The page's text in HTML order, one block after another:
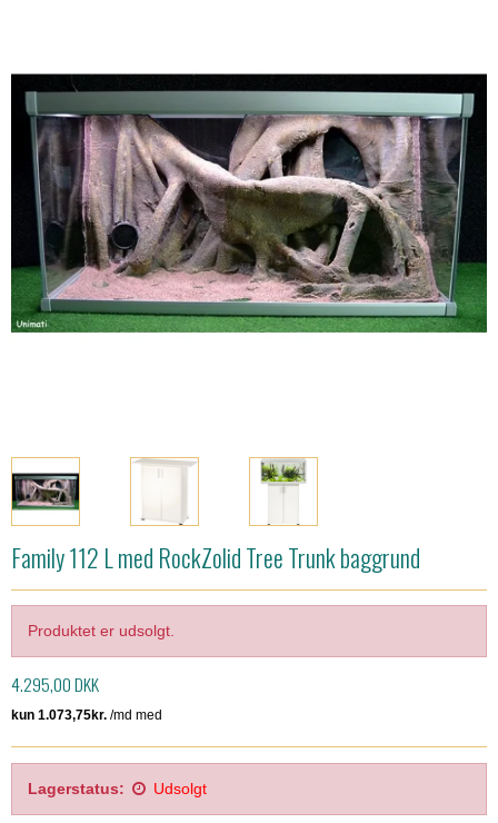
Family 112 L med RockZolid Tree Trunk baggrund
Produktet er udsolgt.
4.295,00 DKK
Lagerstatus: Udsolgt